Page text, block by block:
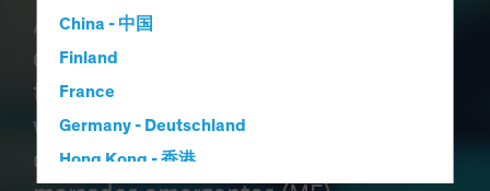
China - 中国
Finland
France
Germany - Deutschland
Hong Kong - 香港
Al combinar la ciencia del análisis
cuantitativo con el arte del análisis
fundamental activo se obtiene una
visión holística de las
oportunidades que ofrecen los